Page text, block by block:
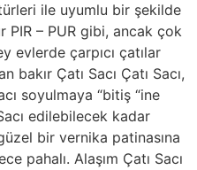
ile uyumlu bir şekilde
PIR – PUR gibi, ancak çok
evlerde çarpıcı çatılar
bakır Çatı Sacı Çatı Sacı,
soyulmaya “bitiş “ine
edilebilecek kadar
bir vernika patinasına
pahalı. Alaşım Çatı Sacı